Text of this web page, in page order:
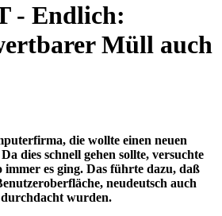
- Endlich:
Müll auch
die wollte einen neuen
dies schnell gehen sollte, versuchte
immer es ging. Das führte dazu, daß
neudeutsch auch
wurden.